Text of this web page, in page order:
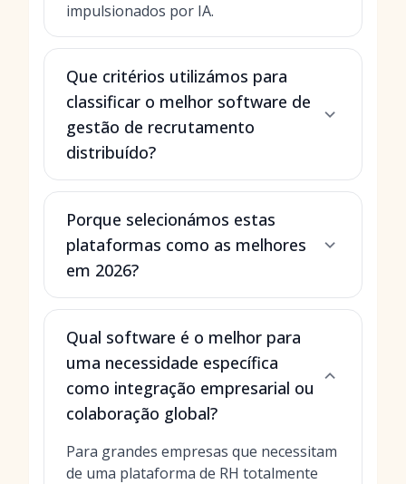
impulsionados por IA.
Que critérios utilizámos para
classificar o melhor software de
gestão de recrutamento
distribuído?
Porque selecionámos estas
plataformas como as melhores
em 2026?
Qual software é o melhor para
uma necessidade específica
como integração empresarial ou
colaboração global?
Para grandes empresas que necessitam
de uma plataforma de RH totalmente